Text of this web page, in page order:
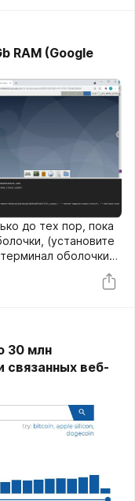
RAM (Google
до тех пор, пока
(установите
оболочки
30 млн
связанных веб-